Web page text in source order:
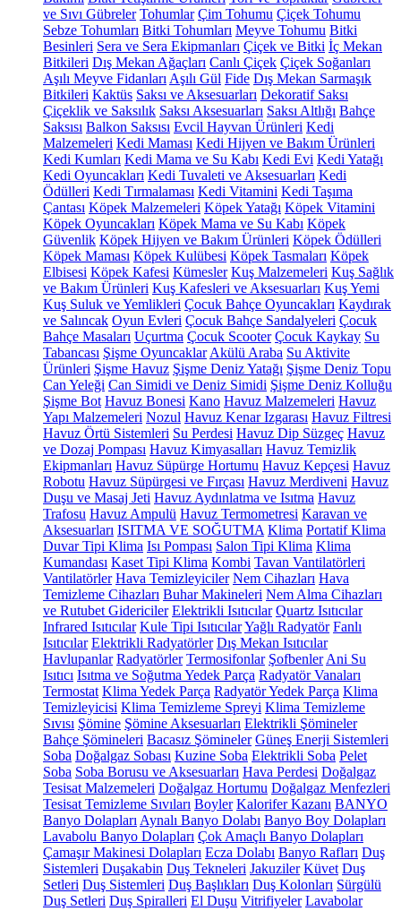
ve Sıvı Gübreler Tohumlar Çim Tohumu Çiçek Tohumu
Sebze Tohumları Bitki Tohumları Meyve Tohumu Bitki
Besinleri Sera ve Sera Ekipmanları Çiçek ve Bitki İç Mekan
Bitkileri Dış Mekan Ağaçları Canlı Çiçek Çiçek Soğanları
Aşılı Meyve Fidanları Aşılı Gül Fide Dış Mekan Sarmaşık
Bitkileri Kaktüs Saksı ve Aksesuarları Dekoratif Saksı
Çiçeklik ve Saksılık Saksı Aksesuarları Saksı Altlığı Bahçe
Saksısı Balkon Saksısı Evcil Hayvan Ürünleri Kedi
Malzemeleri Kedi Maması Kedi Hijyen ve Bakım Ürünleri
Kedi Kumları Kedi Mama ve Su Kabı Kedi Evi Kedi Yatağı
Kedi Oyuncakları Kedi Tuvaleti ve Aksesuarları Kedi
Ödülleri Kedi Tırmalaması Kedi Vitamini Kedi Taşıma
Çantası Köpek Malzemeleri Köpek Yatağı Köpek Vitamini
Köpek Oyuncakları Köpek Mama ve Su Kabı Köpek
Güvenlik Köpek Hijyen ve Bakım Ürünleri Köpek Ödülleri
Köpek Maması Köpek Kulübesi Köpek Tasmaları Köpek
Elbisesi Köpek Kafesi Kümesler Kuş Malzemeleri Kuş Sağlık
ve Bakım Ürünleri Kuş Kafesleri ve Aksesuarları Kuş Yemi
Kuş Suluk ve Yemlikleri Çocuk Bahçe Oyuncakları Kaydırak
ve Salıncak Oyun Evleri Çocuk Bahçe Sandalyeleri Çocuk
Bahçe Masaları Uçurtma Çocuk Scooter Çocuk Kaykay Su
Tabancası Şişme Oyuncaklar Akülü Araba Su Aktivite
Ürünleri Şişme Havuz Şişme Deniz Yatağı Şişme Deniz Topu
Can Yeleği Can Simidi ve Deniz Simidi Şişme Deniz Kolluğu
Şişme Bot Havuz Bonesi Kano Havuz Malzemeleri Havuz
Yapı Malzemeleri Nozul Havuz Kenar Izgarası Havuz Filtresi
Havuz Örtü Sistemleri Su Perdesi Havuz Dip Süzgeç Havuz
ve Dozaj Pompası Havuz Kimyasalları Havuz Temizlik
Ekipmanları Havuz Süpürge Hortumu Havuz Kepçesi Havuz
Robotu Havuz Süpürgesi ve Fırçası Havuz Merdiveni Havuz
Duşu ve Masaj Jeti Havuz Aydınlatma ve Isıtma Havuz
Trafosu Havuz Ampulü Havuz Termometresi Karavan ve
Aksesuarları ISITMA VE SOĞUTMA Klima Portatif Klima
Duvar Tipi Klima Isı Pompası Salon Tipi Klima Klima
Kumandası Kaset Tipi Klima Kombi Tavan Vantilatörleri
Vantilatörler Hava Temizleyiciler Nem Cihazları Hava
Temizleme Cihazları Buhar Makineleri Nem Alma Cihazları
ve Rutubet Gidericiler Elektrikli Isıtıcılar Quartz Isıtıcılar
Infrared Isıtıcılar Kule Tipi IsıtıcılarYağlı Radyatör Fanlı
Isıtıcılar Elektrikli Radyatörler Dış Mekan Isıtıcılar
Havlupanlar Radyatörler Termosifonlar Şofbenler Ani Su
Isıtıcı Isıtma ve Soğutma Yedek Parça Radyatör Vanaları
Termostat Klima Yedek Parça Radyatör Yedek Parça Klima
Temizleyicisi Klima Temizleme Spreyi Klima Temizleme
Sıvısı Şömine Şömine Aksesuarları Elektrikli Şömineler
Bahçe Şömineleri Bacasız Şömineler Güneş Enerji Sistemleri
Soba Doğalgaz Sobası Kuzine Soba Elektrikli Soba Pelet
Soba Soba Borusu ve Aksesuarları Hava Perdesi Doğalgaz
Tesisat Malzemeleri Doğalgaz Hortumu Doğalgaz Menfezleri
Tesisat Temizleme Sıvıları Boyler Kalorifer Kazanı BANYO
Banyo Dolapları Aynalı Banyo Dolabı Banyo Boy Dolapları
Lavabolu Banyo Dolapları Çok Amaçlı Banyo Dolapları
Çamaşır Makinesi Dolapları Ecza Dolabı Banyo Rafları Duş
Sistemleri Duşakabin Duş Tekneleri Jakuziler Küvet Duş
Setleri Duş Sistemleri Duş Başlıkları Duş Kolonları Sürgülü
Duş Setleri Duş Spiralleri El Duşu Vitrifiyeler Lavabolar